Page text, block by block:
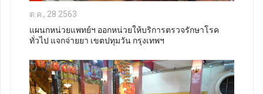
ต.ค., 28 2563
แผนกหน่วยแพทย์ฯ ออกหน่วยให้บริการตรวจรักษาโรค
ทั่วไป แจกจ่ายยา เขตปทุมวัน กรุงเทพฯ